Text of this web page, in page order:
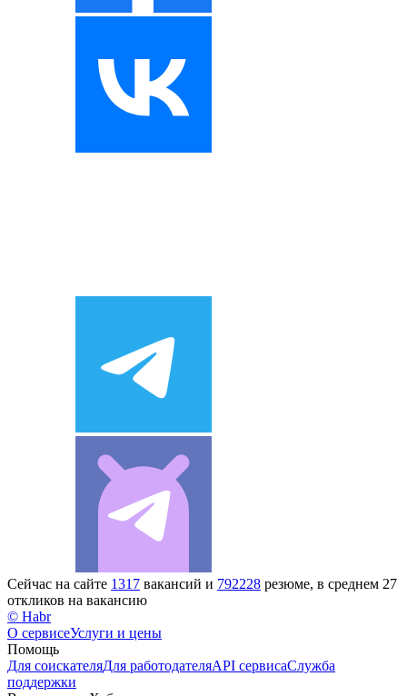
Сейчас на сайте 1317 вакансий и 792228 резюме, в среднем 27
откликов на вакансию
© Habr
О сервисеУслуги и цены
Помощь
Для соискателяДля работодателяAPI сервисаСлужба
поддержки